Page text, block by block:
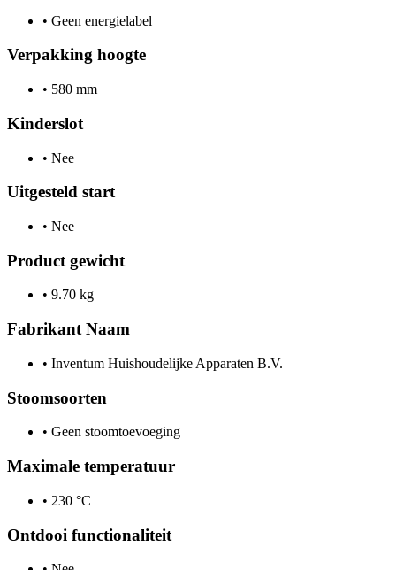
• Geen energielabel
Verpakking hoogte
• 580 mm
Kinderslot
• Nee
Uitgesteld start
• Nee
Product gewicht
• 9.70 kg
Fabrikant Naam
• Inventum Huishoudelijke Apparaten B.V.
Stoomsoorten
• Geen stoomtoevoeging
Maximale temperatuur
• 230 °C
Ontdooi functionaliteit